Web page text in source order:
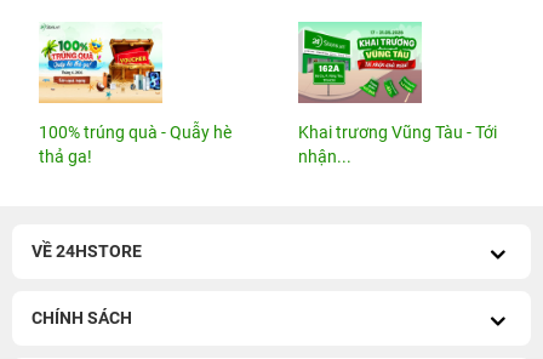
100% trúng quà - Quẫy hè
thả ga!
Khai trương Vũng Tàu - Tới
nhận...
VỀ 24HSTORE
CHÍNH SÁCH